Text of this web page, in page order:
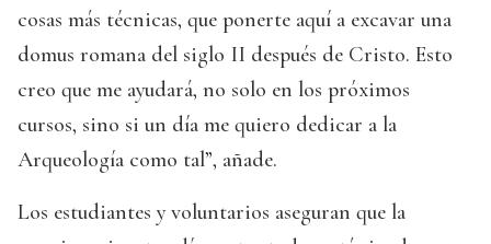
cosas más técnicas, que ponerte aquí a excavar una
domus romana del siglo II después de Cristo. Esto
creo que me ayudará, no solo en los próximos
cursos, sino si un día me quiero dedicar a la
Arqueología como tal”, añade.
Los estudiantes y voluntarios aseguran que la